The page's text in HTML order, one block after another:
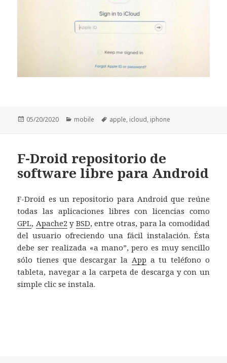
Publicado
05/20/2020 Categorías
mobile Etiquetas
apple, icloud, iphone
F-Droid repositorio de
software libre para Android
F-Droid es un repositorio para Android que reúne
todas las aplicaciones libres con licencias como
GPL, Apache2y BSD, entre otras, para la comodidad
del usuario ofreciendo una fácil instalación. Ésta
debe ser realizada «a mano”, pero es muy sencillo
sólo tienes que descargar la App a tu teléfono o
tableta, navegar a la carpeta de descarga y con un
simple clic se instala.